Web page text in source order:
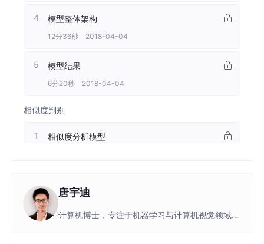
4 模型整体架构
12分36秒 2018-04-04
5 模型结果
6分20秒 2018-04-04
相似度判别
1 相似度分析模型
5分54秒 2018-04-04
唐宇迪
计算机博士，专注于机器学习与计算机视觉领域，